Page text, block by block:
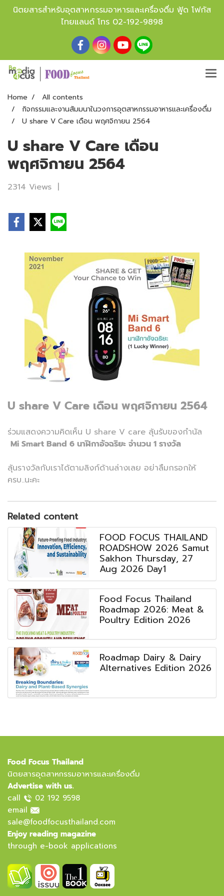
นิตยสารสำหรับอุตสาหกรรมอาหารและเครื่องดื่ม ฟู้ด โฟกัส
ไทยแลนด์ โทร 02-192-9898
Home
All contents
กิจกรรมและงานสัมมนาในวงการอุตสาหกรรมอาหารและเครื่องดื่ม
U share V Care เดือน พฤศจิกายน 2564
U share V Care เดือน
พฤศจิกายน 2564
2314 Views |
U share V Care เดือน พฤศจิกายน 2564
ร่วมแสดงความคิดเห็น U share V care ลุ้นรับของกำนัล
Mi Smart Band 6 นาฬิกาอัจฉริยะ จำนวน 1 รางวัล
ลุ้นรางวัลกับเราได้ตามลิงก์ด้านล่างเลย อย่าลืมกรอกให้
ครบ..นะคะ
Related content
FOOD FOCUS THAILAND
ROADSHOW 2026 Samut
Sakhon Thursday, 27
Aug 2026 Day1
Food Focus Thailand
Roadmap 2026: Meat &
Poultry Edition 2026
Roadmap Dairy & Dairy
Alternatives Edition 2026
Food Focus Thailand
นิตยสารอุตสาหกรรมอาหารและเครื่องดื่ม
Advertise with us.
call
02 192 9598
email
sale@foodfocusthailand.com
Enjoy reading magazine
through e-book applications